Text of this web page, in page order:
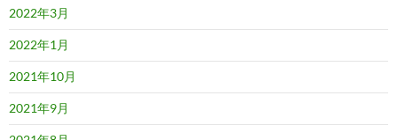
2022年3月
2022年1月
2021年10月
2021年9月